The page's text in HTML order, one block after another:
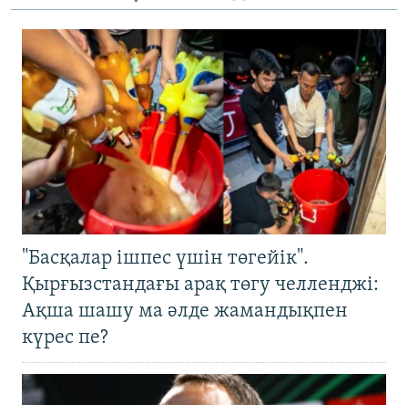
"Басқалар ішпес үшін төгейік".
Қырғызстандағы арақ төгу челленджі:
Ақша шашу ма әлде жамандықпен
күрес пе?